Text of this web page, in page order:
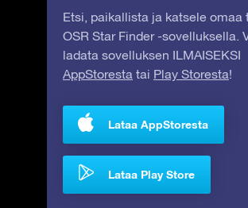
Etsi, paikallista ja katsele omaa
OSR Star Finder -sovelluksella.
ladata sovelluksen ILMAISEKSI
AppStoresta tai Play Storesta!
Lataa AppStoresta
Lataa Play Store